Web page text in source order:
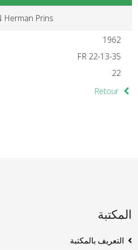
Herman Prins
1962
FR 22-13-35
22
Retour
المكتبة
التعريف بالمكتبة